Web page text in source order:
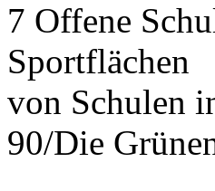
7 Offene
Sportflächen
von Schulen
90/Die